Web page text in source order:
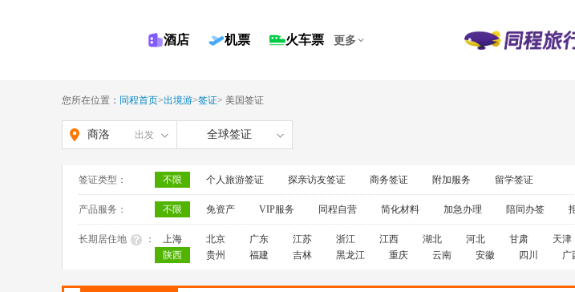
酒店 机票 火车票 更多
您所在位置： 同程首页>出境游>签证> 美国签证
商洛 出发 全球签证
签证类型： 不限 个人旅游签证 探亲访友签证 商务签证 附加服务 留学签证
产品服务： 不限 免资产 VIP服务 同程自营 简化材料 加急办理 陪同办签
长期居住地 ： 上海 北京 广东 江苏 浙江 江西 湖北 河北 甘肃 天津
陕西
贵州 福建 吉林 黑龙江 重庆 云南 安徽 四川 广